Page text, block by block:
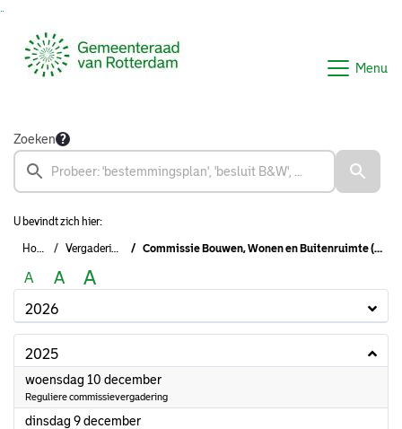
Menu
Zoeken
U bevindt zich hier:
Home Vergaderingen Commissie Bouwen, Wonen en Buitenruimte (2022-2026)
A A A
2026
2025
woensdag 10 december2025
Reguliere commissievergadering
dinsdag 9 december2025